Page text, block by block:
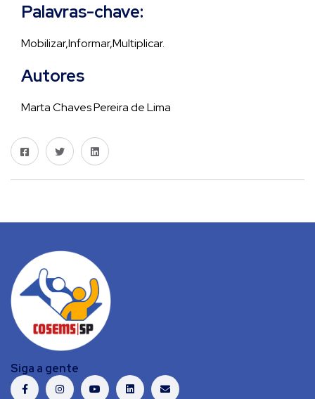
Palavras-chave:
Mobilizar,Informar,Multiplicar.
Autores
Marta Chaves Pereira de Lima
Siga a gente